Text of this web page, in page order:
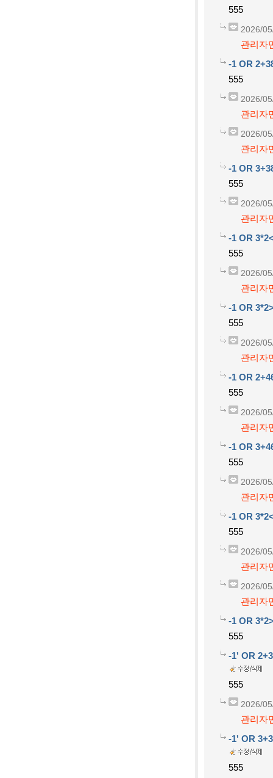
555
2026/
관리자
-1 OR
555
2026/
관리자
2026/
관리자
-1 OR
555
2026/
관리자
-1 OR
555
2026/
관리자
-1 OR
555
2026/
관리자
-1 OR
555
2026/
관리자
-1 OR
555
2026/
관리자
-1 OR
555
2026/
관리자
2026/
관리자
-1 OR
555
-1' OR
555
2026/
관리자
-1' OR
555